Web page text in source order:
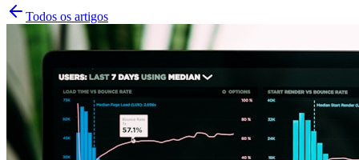
Todos os artigos